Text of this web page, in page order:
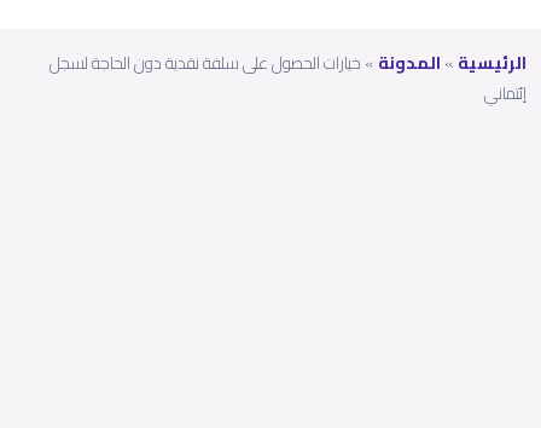
الرئيسية»المدونة»خيارات الحصول على سلفة نقدية دون الحاجة لسجل
إئتماني